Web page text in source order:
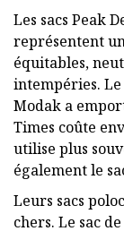
Les sacs Peak
représentent
équitables,
intempéries. Le
Modak a
Times coûte
utilise plus
également le
Leurs sacs
chers. Le sac